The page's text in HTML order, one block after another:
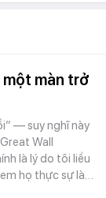
màn trở
— suy nghĩ này
Wall
là lý do tôi liều
họ thực sự là…